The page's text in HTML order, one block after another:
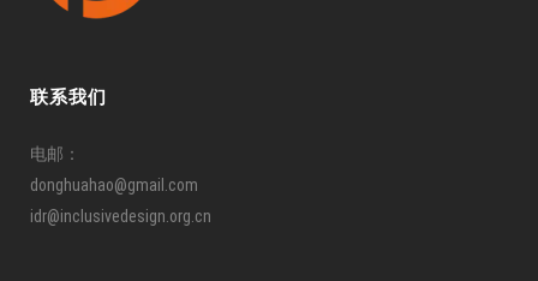
联系我们
电邮：
donghuahao@gmail.com
idr@inclusivedesign.org.cn